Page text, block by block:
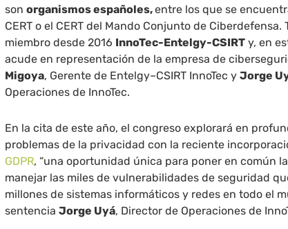
sonorganismos españoles,entre los que se
CERT o el CERT del Mando Conjunto de Ciberdefensa.
miembro desde 2016 InnoTec-Entelgy-CSIRT y, en
acude en representación de la empresa de
Migoya, Gerente de Entelgy–CSIRT InnoTec yJorge
Operaciones de InnoTec.
En la cita de este año, el congreso explorará en
problemas de la privacidad con la reciente
GDPR, “una oportunidad única para poner en común
manejar las miles de vulnerabilidades de seguridad
millones de sistemas informáticos y redes en todo el
sentenciaJorge Uyá, Director de Operaciones de